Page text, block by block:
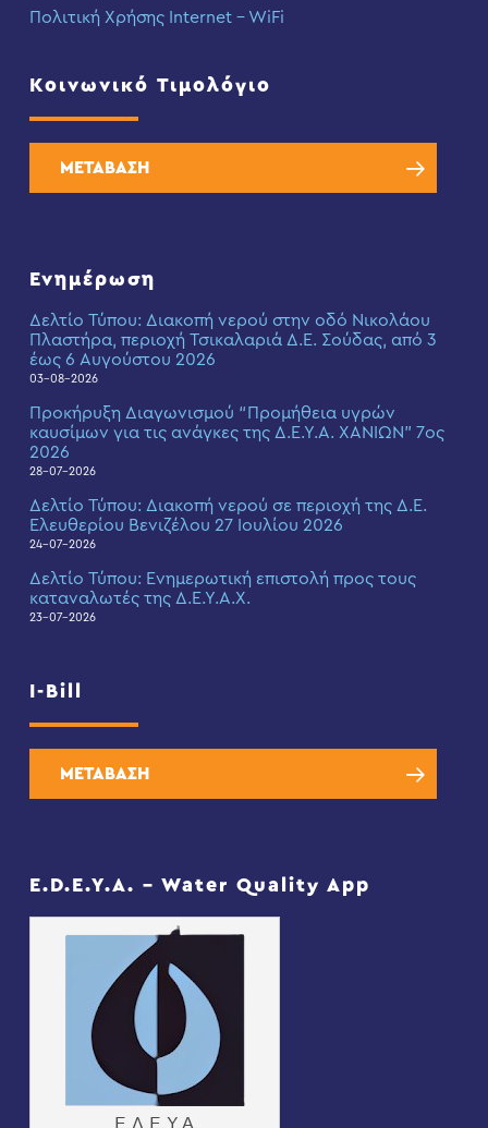
Πολιτική Χρήσης Internet – WiFi
Κοινωνικό Τιμολόγιο
ΜΕΤΑΒΑΣΗ
Ενημέρωση
Δελτίο Τύπου: Διακοπή νερού στην οδό Νικολάου
Πλαστήρα, περιοχή Τσικαλαριά Δ.Ε. Σούδας, από 3
έως 6 Αυγούστου 2026
03-08-2026
Προκήρυξη Διαγωνισμού “Προμήθεια υγρών
καυσίμων για τις ανάγκες της Δ.Ε.Υ.Α. ΧΑΝΙΩΝ” 7ος
2026
28-07-2026
Δελτίο Τύπου: Διακοπή νερού σε περιοχή της Δ.Ε.
Ελευθερίου Βενιζέλου 27 Ιουλίου 2026
24-07-2026
Δελτίο Τύπου: Eνημερωτική επιστολή προς τους
καταναλωτές της Δ.Ε.Υ.Α.Χ.
23-07-2026
I-Bill
ΜΕΤΑΒΑΣΗ
E.D.E.Y.A. – Water Quality App